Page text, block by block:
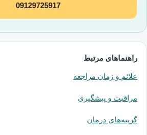
09129725917
راهنماهای مرتبط
علائم و زمان مراجعه
مراقبت و پیشگیری
گزینه‌های درمان